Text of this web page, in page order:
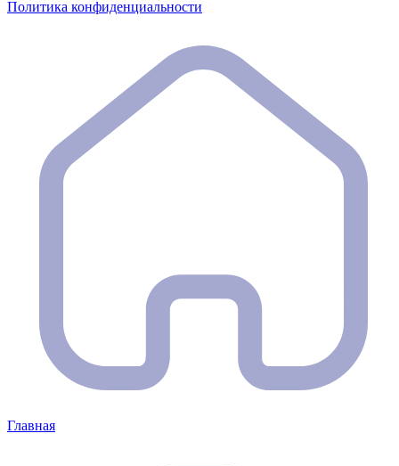
Политика конфиденциальности
Главная